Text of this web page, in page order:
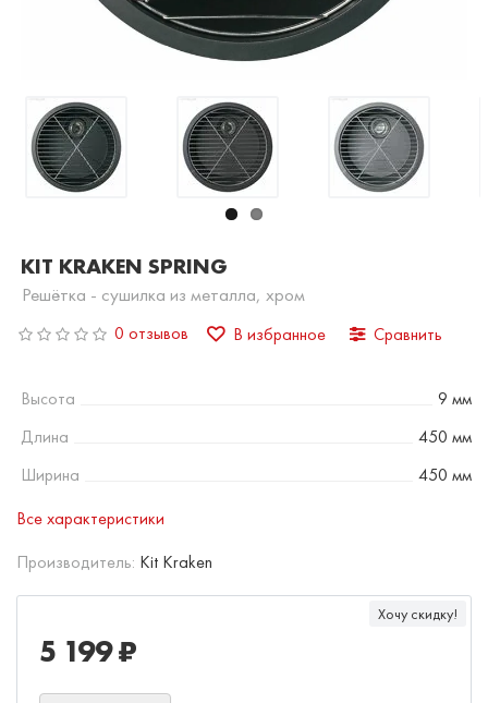
KIT KRAKEN SPRING
Решётка - сушилка из металла, хром
0 отзывов В избранное Сравнить
Высота
9 мм
Длина
450 мм
Ширина
450 мм
Все характеристики
Производитель: Kit Kraken
Хочу скидку!
5 199 ₽